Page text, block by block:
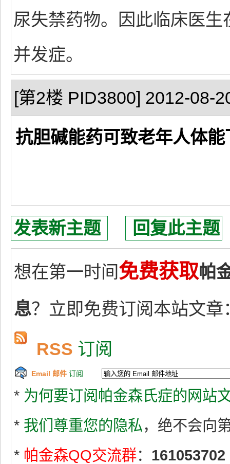
尿失禁药物。因此临床医
并发症。
[第2楼 PID3800] 2012-08-
抗胆碱能药可致老年人体
发表新主题 回复此主题
想在第一时间免费获取帕
息？立即免费订阅本站文章
RSS 订阅
Email 邮件 订阅
* 为何要订阅帕金森氏症的网站
* 我们尊重您的隐私，绝不会向
* 帕金森QQ交流群： 161053702